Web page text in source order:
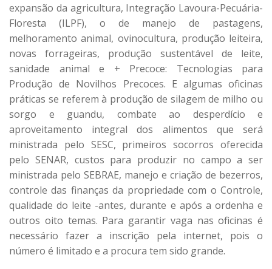
expansão da agricultura, Integração Lavoura-Pecuária-
Floresta (ILPF), o de manejo de pastagens,
melhoramento animal, ovinocultura, produção leiteira,
novas forrageiras, produção sustentável de leite,
sanidade animal e + Precoce: Tecnologias para
Produção de Novilhos Precoces. E algumas oficinas
práticas se referem à produção de silagem de milho ou
sorgo e guandu, combate ao desperdício e
aproveitamento integral dos alimentos que será
ministrada pelo SESC, primeiros socorros oferecida
pelo SENAR, custos para produzir no campo a ser
ministrada pelo SEBRAE, manejo e criação de bezerros,
controle das finanças da propriedade com o Controle,
qualidade do leite -antes, durante e após a ordenha e
outros oito temas. Para garantir vaga nas oficinas é
necessário fazer a inscrição pela internet, pois o
número é limitado e a procura tem sido grande.